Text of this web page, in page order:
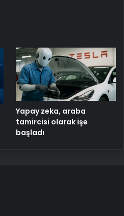
Yapay zeka, araba
tamircisi olarak işe
başladı